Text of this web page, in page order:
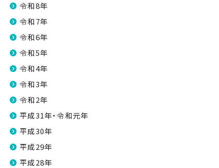
令和8年
令和7年
令和6年
令和5年
令和4年
令和3年
令和2年
平成31年・令和元年
平成30年
平成29年
平成28年